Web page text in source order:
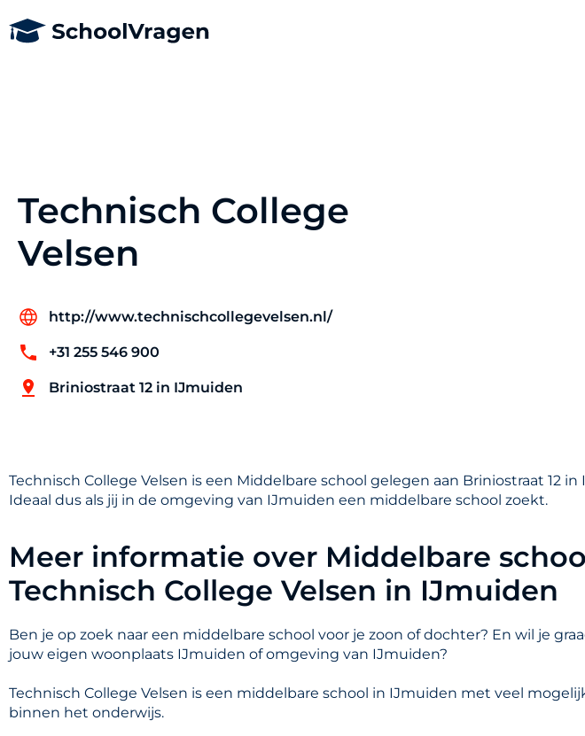
Technisch College
Velsen
http://www.technischcollegevelsen.nl/
+31 255 546 900
Briniostraat 12 in IJmuiden
Technisch College Velsen is een Middelbare school gelegen aan Briniostraat 12 in
Ideaal dus als jij in de omgeving van IJmuiden een middelbare school zoekt.
Meer informatie over Middelbare
Technisch College Velsen in IJmuiden
Ben je op zoek naar een middelbare school voor je zoon of dochter? En wil je
jouw eigen woonplaats IJmuiden of omgeving van IJmuiden?
Technisch College Velsen is een middelbare school in IJmuiden met veel
binnen het onderwijs.